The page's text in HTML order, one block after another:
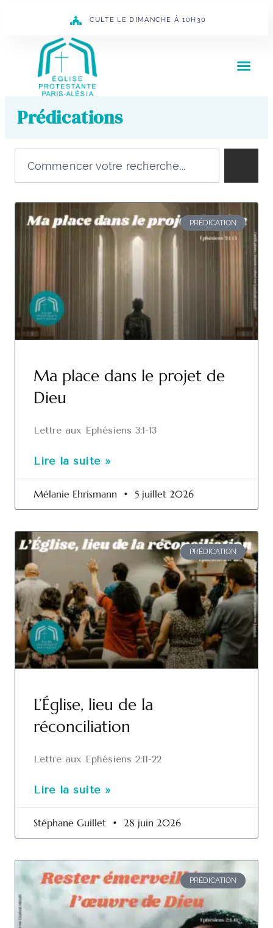
CULTE LE DIMANCHE À 10H30
Prédications
PRÉDICATION
Ma place dans le projet de
Dieu
Lettre aux Ephésiens 3:1-13
Lire la suite »
Mélanie Ehrismann 5 juillet 2026
PRÉDICATION
L’Église, lieu de la
réconciliation
Lettre aux Ephésiens 2:11-22
Lire la suite »
Stéphane Guillet 28 juin 2026
PRÉDICATION